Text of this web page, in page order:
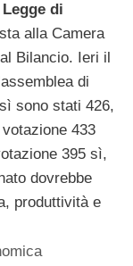
Legge di
alla Camera
Bilancio. Ieri il
di
sono stati 426,
433
395 sì,
dovrebbe
produttività e